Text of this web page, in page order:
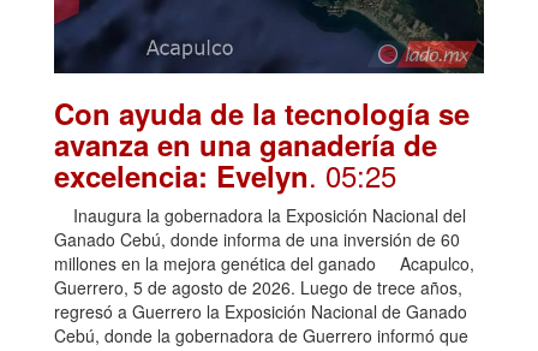
Con ayuda de la tecnología se
avanza en una ganadería de
excelencia: Evelyn. 05:25
Inaugura la gobernadora la Exposición Nacional del
Ganado Cebú, donde informa de una inversión de 60
millones en la mejora genética del ganado Acapulco,
Guerrero, 5 de agosto de 2026. Luego de trece años,
regresó a Guerrero la Exposición Nacional de Ganado
Cebú, donde la gobernadora de Guerrero informó que